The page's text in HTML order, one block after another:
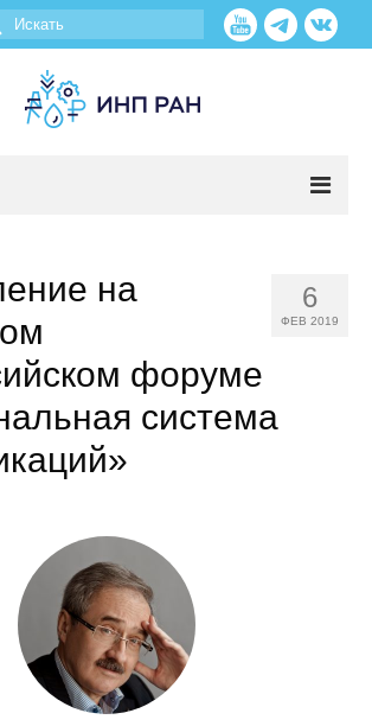
подразделения
коррупции
для СМИ
6
ФЕВ 2019
на
форуме
система